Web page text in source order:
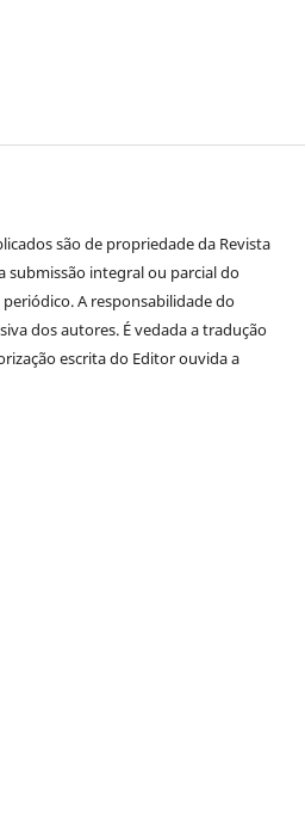
são de propriedade da Revista
submissão integral ou parcial do
A responsabilidade do
dos autores. É vedada a tradução
escrita do Editor ouvida a